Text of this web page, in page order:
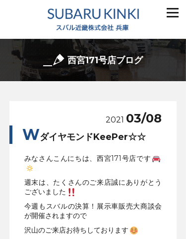
西宮171号店ブログ
2021 03/08
WダイヤモンドKeePer☆☆
みなさんこんにちは、西宮171号店です
週末は、たくさんのご来店誠にありがとう
ございました
今週もスバルの決算！展示車販売大商談会
が開催されますので
沢山のご来店お待ちしております